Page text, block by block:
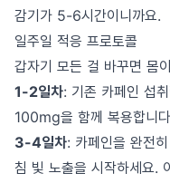
감기가 5-6시간이니까요.
일주일 적응 프로토콜
갑자기 모든 걸 바꾸면 몸
1-2일차: 기존 카페인 섭
100mg을 함께 복용합니
3-4일차: 카페인을 완전
침 빛 노출을 시작하세요.